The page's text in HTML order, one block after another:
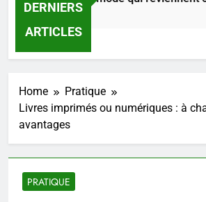
DERNIERS
ARTICLES
20 Heures Ago
Home
Pratique
Livres imprimés ou numériques : à
avantages
PRATIQUE